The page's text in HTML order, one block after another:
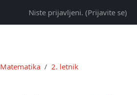
Niste prijavljeni. (Prijavite se)
Matematika 2. letnik